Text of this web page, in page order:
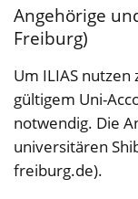
Angehörige
Freiburg)
Um ILIAS
gültigem Uni-
notwendig. Die
universitären
freiburg.de).